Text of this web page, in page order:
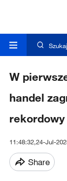
Szukaj
W
handel
rekordowy
11:48:32,24-Jul-
Share